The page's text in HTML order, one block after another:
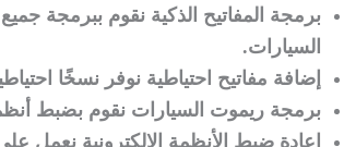
برمجة المفاتيح الذكية نقوم ببرمجة جميع
السيارات.
إضافة مفاتيح احتياطية نوفر نسخًا
برمجة ريموت السيارات نقوم بضبط
إعادة ضبط الأنظمة الإلكترونية نعمل